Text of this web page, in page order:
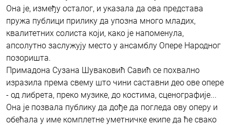
Она је, између осталог, и указала да ова представа
пружа публици прилику да упозна много младих,
квалитетних солиста који, како је напоменула,
апсолутно заслужују место у ансамблу Опере Народног
позоришта.
Примадона Сузана Шуваковић Савић се похвално
изразила према свему што чини саставни део ове опере
- од либрета, преко музике, до костима, сценографије...
Она је позвала публику да дође да погледа ову оперу и
обећала у име комплетне уметничке екипе да ће свако